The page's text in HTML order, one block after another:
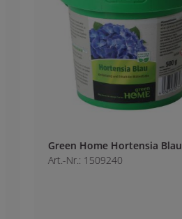
Green Home Hortensia Blau 500 g
Art.-Nr.: 1509240